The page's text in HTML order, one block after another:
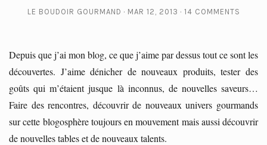
LE BOUDOIR GOURMAND MAR 12, 2013 14 COMMENTS
Depuis que j’ai mon blog, ce que j’aime par dessus tout ce sont les
découvertes. J’aime dénicher de nouveaux produits, tester des
goûts qui m’étaient jusque là inconnus, de nouvelles saveurs…
Faire des rencontres, découvrir de nouveaux univers gourmands
sur cette blogosphère toujours en mouvement mais aussi découvrir
de nouvelles tables et de nouveaux talents.